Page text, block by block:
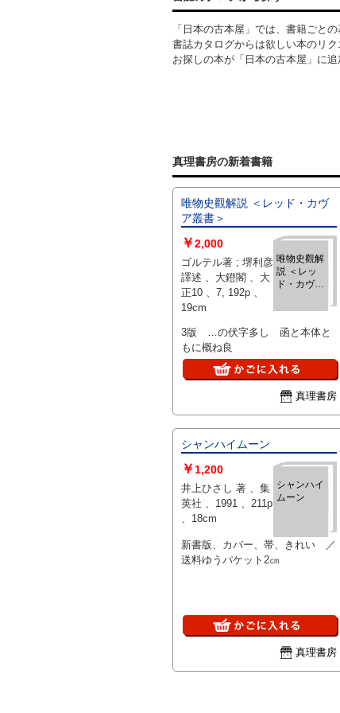
／センカ／
北／蝶の復
讐／恩赦／
馬の蹄のと
訳／カザコーフ、
か 、筑摩書房 、
1969
順三訳／Ｓ・レンツ、高辻知義訳
／ボウエン、松村達雄訳×2（追
いつめられて／蔦からむ石段）／
Ａ・ウィルソン、前川祐一訳
ブリクセン、山室静訳（山上の
墓）／ブランナー、林穣二訳（子
供と鼠）／ダーゲルマン、山口琢
磨訳（神のすごした千年）／デリ
ーベス、会田由訳（こういう夜
に）／モラヴィア、河島英昭訳
（苦い蜜月旅行）／葉紫、吉田富
夫訳（豊収）／王愿堅、橋本堯訳
（歌ごえ）／茹志鵑、吉田富夫訳
（第二歩）／解説
「日本の古本屋」では、書籍ごと
書誌カタログからは欲しい本のリク
お探しの本が「日本の古本屋」に
真理書房の新着書籍
唯物史觀解説 ＜レッド・カヴ
ア叢書＞
唯物史觀解
説 ＜レッ
ド・カヴア
￥2,000
ゴルテル著 ; 堺利彦
譯述 、大鐙閣 、大
正10 、7, 192p 、
19cm
3版 …の伏字多し 函と本体と
もに概ね良
真理書房
シャンハイムーン
シャンハイ
ムーン
￥ 1,200
井上ひさし 著 、集
英社 、1991 、211p
、18cm
新書版、カバー、帯、きれい ／
送料ゆうパケット2㎝
真理書房